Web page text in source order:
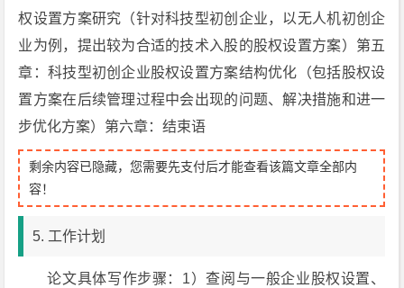
权设置方案研究（针对科技型初创企业，以无人机初创企
业为例，提出较为合适的技术入股的股权设置方案）第五
章：科技型初创企业股权设置方案结构优化（包括股权设
置方案在后续管理过程中会出现的问题、解决措施和进一
步优化方案）第六章：结束语
剩余内容已隐藏，您需要先支付后才能查看该篇文章全部内
容！
5. 工作计划
论文具体写作步骤：1）查阅与一般企业股权设置、